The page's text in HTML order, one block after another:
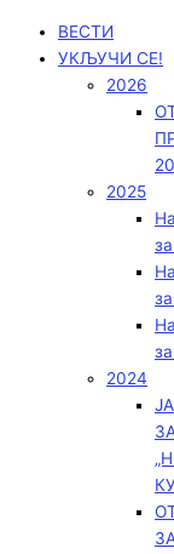
ВЕСТИ
УКЉУЧИ СЕ!
2026
2025
2024